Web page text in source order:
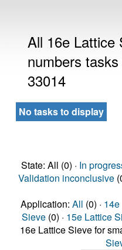
All 16e Lattice
numbers
33014
No tasks to display
State: All (0) · In
Validation inconclusive
Application: All (0) ·
Sieve (0) · 15e Lattice
16e Lattice Sieve for